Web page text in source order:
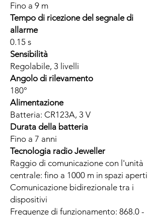
Fino a 9 m
Tempo di ricezione del segnale di
allarme
0.15 s
Sensibilità
Regolabile, 3 livelli
Angolo di rilevamento
180°
Alimentazione
Batteria: CR123A, 3 V
Durata della batteria
Fino a 7 anni
Tecnologia radio Jeweller
Raggio di comunicazione con l'unità
centrale: fino a 1000 m in spazi aperti
Comunicazione bidirezionale tra i
dispositivi
Frequenze di funzionamento: 868.0 -